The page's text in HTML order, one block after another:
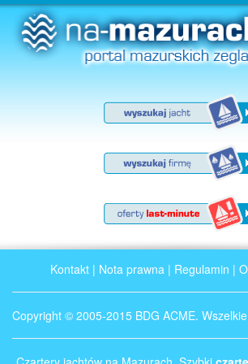
Kontakt | Nota prawna | Regulamin |
Copyright © 2005-2015 BDG ACME.